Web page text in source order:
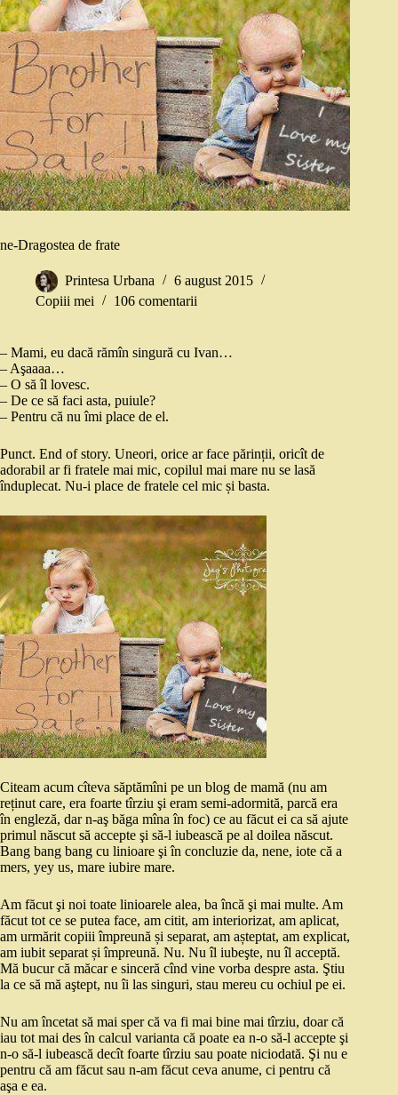
ne-Dragostea de frate
Printesa Urbana
6 august 2015
Copiii mei
106 comentarii
– Mami, eu dacă rămîn singură cu Ivan…
– Aşaaaa…
– O să îl lovesc.
– De ce să faci asta, puiule?
– Pentru că nu îmi place de el.
Punct. End of story. Uneori, orice ar face părinții, oricît de
adorabil ar fi fratele mai mic, copilul mai mare nu se lasă
înduplecat. Nu-i place de fratele cel mic și basta.
Citeam acum cîteva săptămîni pe un blog de mamă (nu am
reținut care, era foarte tîrziu şi eram semi-adormită, parcă era
în engleză, dar n-aş băga mîna în foc) ce au făcut ei ca să ajute
primul născut să accepte şi să-l iubească pe al doilea născut.
Bang bang bang cu linioare şi în concluzie da, nene, iote că a
mers, yey us, mare iubire mare.
Am făcut şi noi toate linioarele alea, ba încă şi mai multe. Am
făcut tot ce se putea face, am citit, am interiorizat, am aplicat,
am urmărit copiii împreună și separat, am așteptat, am explicat,
am iubit separat și împreună. Nu. Nu îl iubeşte, nu îl acceptă.
Mă bucur că măcar e sinceră cînd vine vorba despre asta. Ştiu
la ce să mă aştept, nu îi las singuri, stau mereu cu ochiul pe ei.
Nu am încetat să mai sper că va fi mai bine mai tîrziu, doar că
iau tot mai des în calcul varianta că poate ea n-o să-l accepte şi
n-o să-l iubească decît foarte tîrziu sau poate niciodată. Şi nu e
pentru că am făcut sau n-am făcut ceva anume, ci pentru că
aşa e ea.